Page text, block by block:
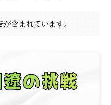
含まれています。